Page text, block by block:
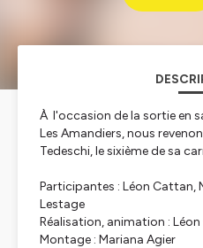
À l'occasion de la sortie en
Les Amandiers, nous
Tedeschi, le sixième de sa
Participantes : Léon Cattan,
Lestage
Réalisation, animation :
Montage : Mariana Agier